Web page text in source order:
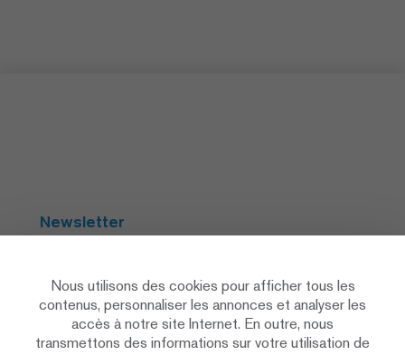
Newsletter
Social Media
Nous utilisons des cookies pour afficher tous les
contenus, personnaliser les annonces et analyser les
accès à notre site Internet. En outre, nous
transmettons des informations sur votre utilisation de